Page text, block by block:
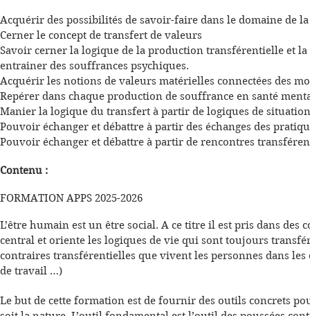
Acquérir des possibilités de savoir-faire dans le domaine de
Cerner le concept de transfert de valeurs
Savoir cerner la logique de la production transférentielle et
entrainer des souffrances psychiques.
Acquérir les notions de valeurs matérielles connectées des
Repérer dans chaque production de souffrance en santé
Manier la logique du transfert à partir de logiques de
Pouvoir échanger et débattre à partir des échanges des
Pouvoir échanger et débattre à partir de rencontres
Contenu :
FORMATION APPS 2025-2026
L’être humain est un être social. A ce titre il est pris dans des
central et oriente les logiques de vie qui sont toujours
contraires transférentielles que vivent les personnes dans
de travail …)
Le but de cette formation est de fournir des outils concrets